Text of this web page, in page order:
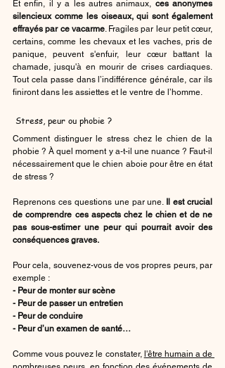
Et enfin, il y a les autres animaux, ces anonymes
silencieux comme les oiseaux, qui sont également
effrayés par ce vacarme. Fragiles par leur petit cœur,
certains, comme les chevaux et les vaches, pris de
panique, peuvent s'enfuir, leur cœur battant la
chamade, jusqu'à en mourir de crises cardiaques.
Tout cela passe dans l’indifférence générale, car ils
finiront dans les assiettes et le ventre de l’homme.
Stress, peur ou phobie ?
Comment distinguer le stress chez le chien de la
phobie ? À quel moment y a-t-il une nuance ? Faut-il
nécessairement que le chien aboie pour être en état
de stress ?
Reprenons ces questions une par une. Il est crucial
de comprendre ces aspects chez le chien et de ne
pas sous-estimer une peur qui pourrait avoir des
conséquences graves.
Pour cela, souvenez-vous de vos propres peurs, par
exemple :
- Peur de monter sur scène
- Peur de passer un entretien
- Peur de conduire
- Peur d’un examen de santé…
Comme vous pouvez le constater, l'être humain a de